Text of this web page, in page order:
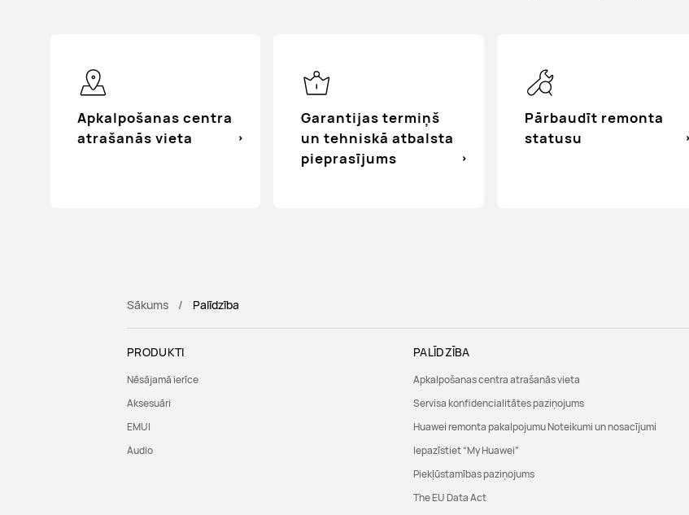
Apkalpošanas centra
atrašanās vieta
Garantijas termiņš
un tehniskā atbalsta
pieprasījums
Pārbaudīt remonta
statusu
Sākums Palīdzība
PRODUKTI
Nēsājamā ierīce
Aksesuāri
EMUI
Audio
PALĪDZĪBA
Apkalpošanas centra atrašanās vieta
Servisa konfidencialitātes paziņojums
Huawei remonta pakalpojumu Noteikumi un nosacījumi
Iepazīstiet “My Huawei”
Piekļūstamības paziņojums
The EU Data Act